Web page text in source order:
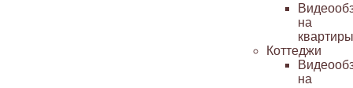
на
квартиры
Коттеджи
на